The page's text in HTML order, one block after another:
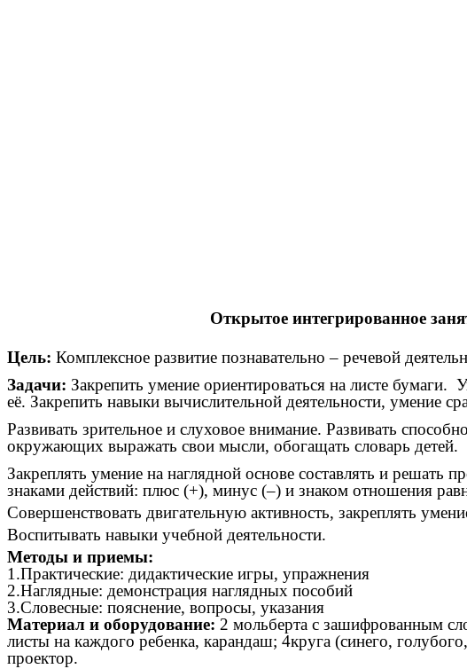
Открытое интегрированное
Цель: Комплексное развитие познавательно – речевой
Задачи: Закрепить умение ориентироваться на листе бумаги.
её. Закрепить навыки вычислительной деятельности, умение
Развивать зрительное и слуховое внимание. Развивать
окружающих выражать свои мысли, обогащать словарь детей.
Закреплять умение на наглядной основе составлять и решать
знаками действий: плюс (+), минус (–) и знаком отношения
Совершенствовать двигательную активность, закреплять
Воспитывать навыки учебной деятельности.
Методы и приемы:
1.Практические: дидактические игры, упражнения
2.Наглядные: демонстрация наглядных пособий
3.Словесные: пояснение, вопросы, указания
Материал и оборудование: 2 мольберта с зашифрованным
листы на каждого ребенка, карандаш; 4круга (синего,
проектор.